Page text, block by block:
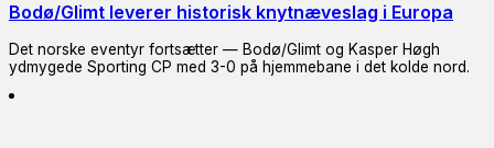
Bodø/Glimt leverer historisk knytnæveslag i Europa
Det norske eventyr fortsætter — Bodø/Glimt og Kasper Høgh
ydmygede Sporting CP med 3-0 på hjemmebane i det kolde nord.